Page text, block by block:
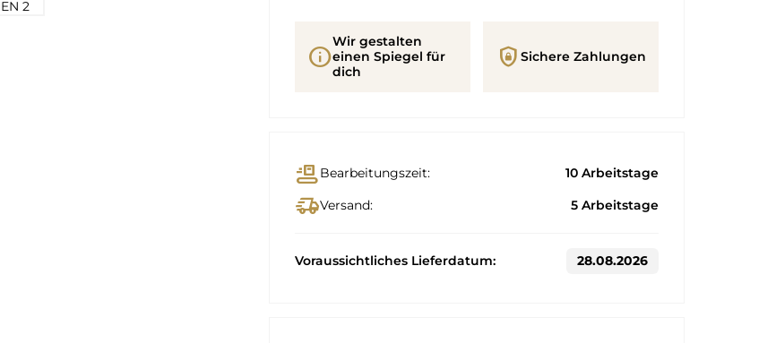
info
Wir gestalten
einen Spiegel für
dich
shield_lock Sichere Zahlungen
conveyor_beltBearbeitungszeit: 10 Arbeitstage
delivery_truck_speedVersand: 5 Arbeitstage
Voraussichtliches Lieferdatum: 28.08.2026